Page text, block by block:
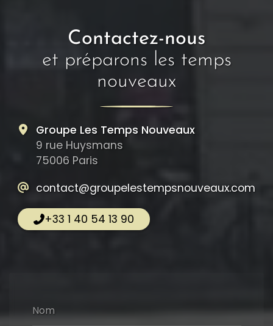
Contactez-nous
et préparons les temps
nouveaux
Nom
Groupe Les Temps Nouveaux
9 rue Huysmans
75006 Paris
contact@groupelestempsnouveaux.com
+33 1 40 54 13 90